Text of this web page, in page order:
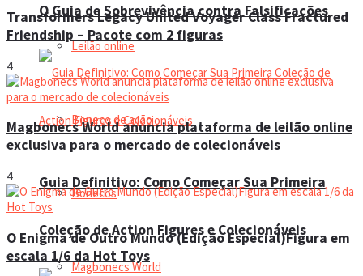
Leilão online
Boneco de ação
Bonecos
Magbonecs World
O Guia de Sobrevivência contra Falsificações
Guia Definitivo: Como Começar Sua Primeira
Coleção de Action Figures e Colecionáveis
Transformers Legacy United Voyager Class Fractured
Friendship – Pacote com 2 figuras
4
Magbonecs World anuncia plataforma de leilão online
exclusiva para o mercado de colecionáveis
4
O Enigma de Outro Mundo (Edição Especial)Figura em
escala 1/6 da Hot Toys